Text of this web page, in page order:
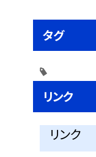
タグ
リンク
リンク